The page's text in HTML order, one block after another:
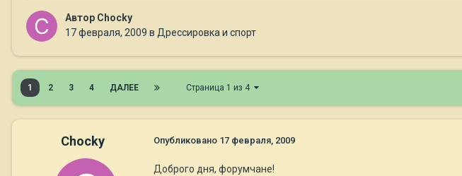
Автор Chocky
17 февраля, 2009 в Дрессировка и спорт
1 2 3 4 ДАЛЕЕ Страница 1 из 4
Chocky Опубликовано 17 февраля, 2009
Доброго дня, форумчане!